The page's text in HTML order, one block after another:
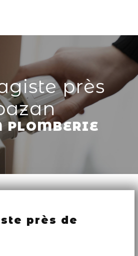
près
PLOMBERIE
près de
cookies